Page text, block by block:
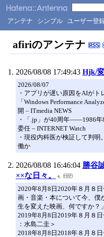
アンテナ シンプル ユーザー登
afiriのアンテナ
2026/08/08 17:49:43 Hjk/
2026/08/07
・アプリが遅い原因をAIが
「Windows Performance
開 – ITmedia NEWS
・「.jp」が40周年――1986年
委任 – INTERNET Watch
・現役内科医が検証して判明
働か
2026/08/08 16:46:04 勝谷
××な日々。
2020年8月8日2020年８月８
画・音楽・本について今、僕
生を変えた映画、何ですか？
2019年8月8日2019年８月８
：水島二圭＞
2018年8月8日2018年８月８